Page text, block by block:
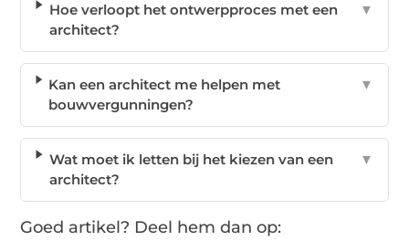
Hoe verloopt het ontwerpproces met een
architect?
▼
Kan een architect me helpen met
bouwvergunningen?
▼
Wat moet ik letten bij het kiezen van een
architect?
▼
Goed artikel? Deel hem dan op: